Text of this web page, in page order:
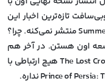
تازه‌ترین اخبار این
بازی رو در مراسم Summer Game Fest منتشر نمی‌کنه. چرا؟
اون هستن. در آخر هم
اشاره کنم که داستان بازی The Lost Crown هیچ ارتباطی با